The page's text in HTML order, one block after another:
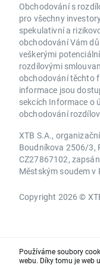
Obchodování s
pro všechny
spekulativní a
obchodování Vám
veškerými
rozdílovými
obchodování těchto
informace jsou
sekcích Informace o
obchodování
XTB S.A.,
Boudníkova 2506/3,
CZ27867102,
Městským soudem v
Copyright 2026 ©
Používáme soubory
webu. Díky tomu je web